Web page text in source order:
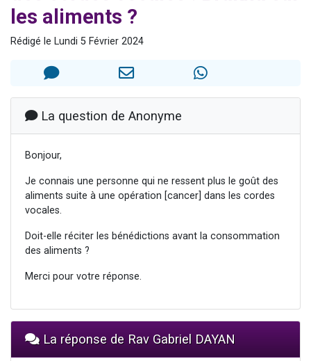
Il reste 49 places pour étudier en groupe sur Zoom
2 personnes viennent de nous rejoindre sur WhatsApp
les aliments ?
Rédigé le Lundi 5 Février 2024
La question de Anonyme
Bonjour,
Je connais une personne qui ne ressent plus le goût des
aliments suite à une opération [cancer] dans les cordes
vocales.
Doit-elle réciter les bénédictions avant la consommation
des aliments ?
Merci pour votre réponse.
La réponse de Rav Gabriel DAYAN